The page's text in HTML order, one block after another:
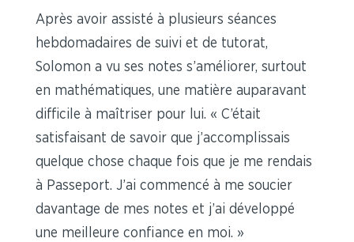
Après avoir assisté à plusieurs séances
hebdomadaires de suivi et de tutorat,
Solomon a vu ses notes s’améliorer, surtout
en mathématiques, une matière auparavant
difficile à maîtriser pour lui. « C’était
satisfaisant de savoir que j’accomplissais
quelque chose chaque fois que je me rendais
à Passeport. J’ai commencé à me soucier
davantage de mes notes et j’ai développé
une meilleure confiance en moi. »